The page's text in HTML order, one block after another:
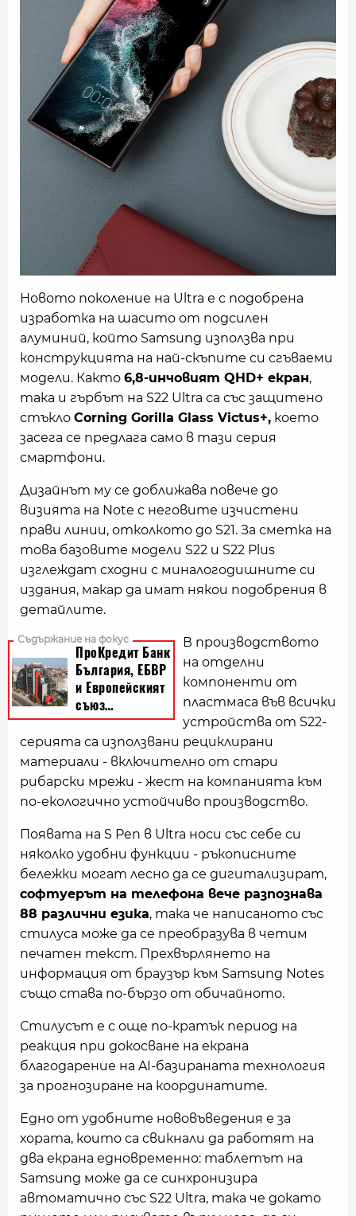
Новото поколение на Ultra е с подобрена
изработка на шасито от подсилен
алуминий, който Samsung използва при
конструкцията на най-скъпите си сгъваеми
модели. Както 6,8-инчовият QHD+ екран,
така и гърбът на S22 Ultra са със защитено
стъкло Corning Gorilla Glass Victus+, което
засега се предлага само в тази серия
смартфони.
Дизайнът му се доближава повече до
визията на Note с неговите изчистени
прави линии, отколкото до S21. За сметка на
това базовите модели S22 и S22 Plus
изглеждат сходни с миналогодишните си
издания, макар да имат някои подобрения в
детайлите.
В производството
на отделни
компоненти от
пластмаса във всички
устройства от S22-
серията са използвани рециклирани
материали - включително от стари
рибарски мрежи - жест на компанията към
по-екологично устойчиво производство.
Появата на S Pen в Ultra носи със себе си
няколко удобни функции - ръкописните
бележки могат лесно да се дигитализират,
софтуерът на телефона вече разпознава
88 различни езика, така че написаното със
стилуса може да се преобразува в четим
печатен текст. Прехвърлянето на
информация от браузър към Samsung Notes
също става по-бързо от обичайното.
Стилусът е с още по-кратък период на
реакция при докосване на екрана
благодарение на AI-базираната технология
за прогнозиране на координатите.
Едно от удобните нововъведения е за
хората, които са свикнали да работят на
два екрана едновременно: таблетът на
Samsung може да се синхронизира
автоматично със S22 Ultra, така че докато